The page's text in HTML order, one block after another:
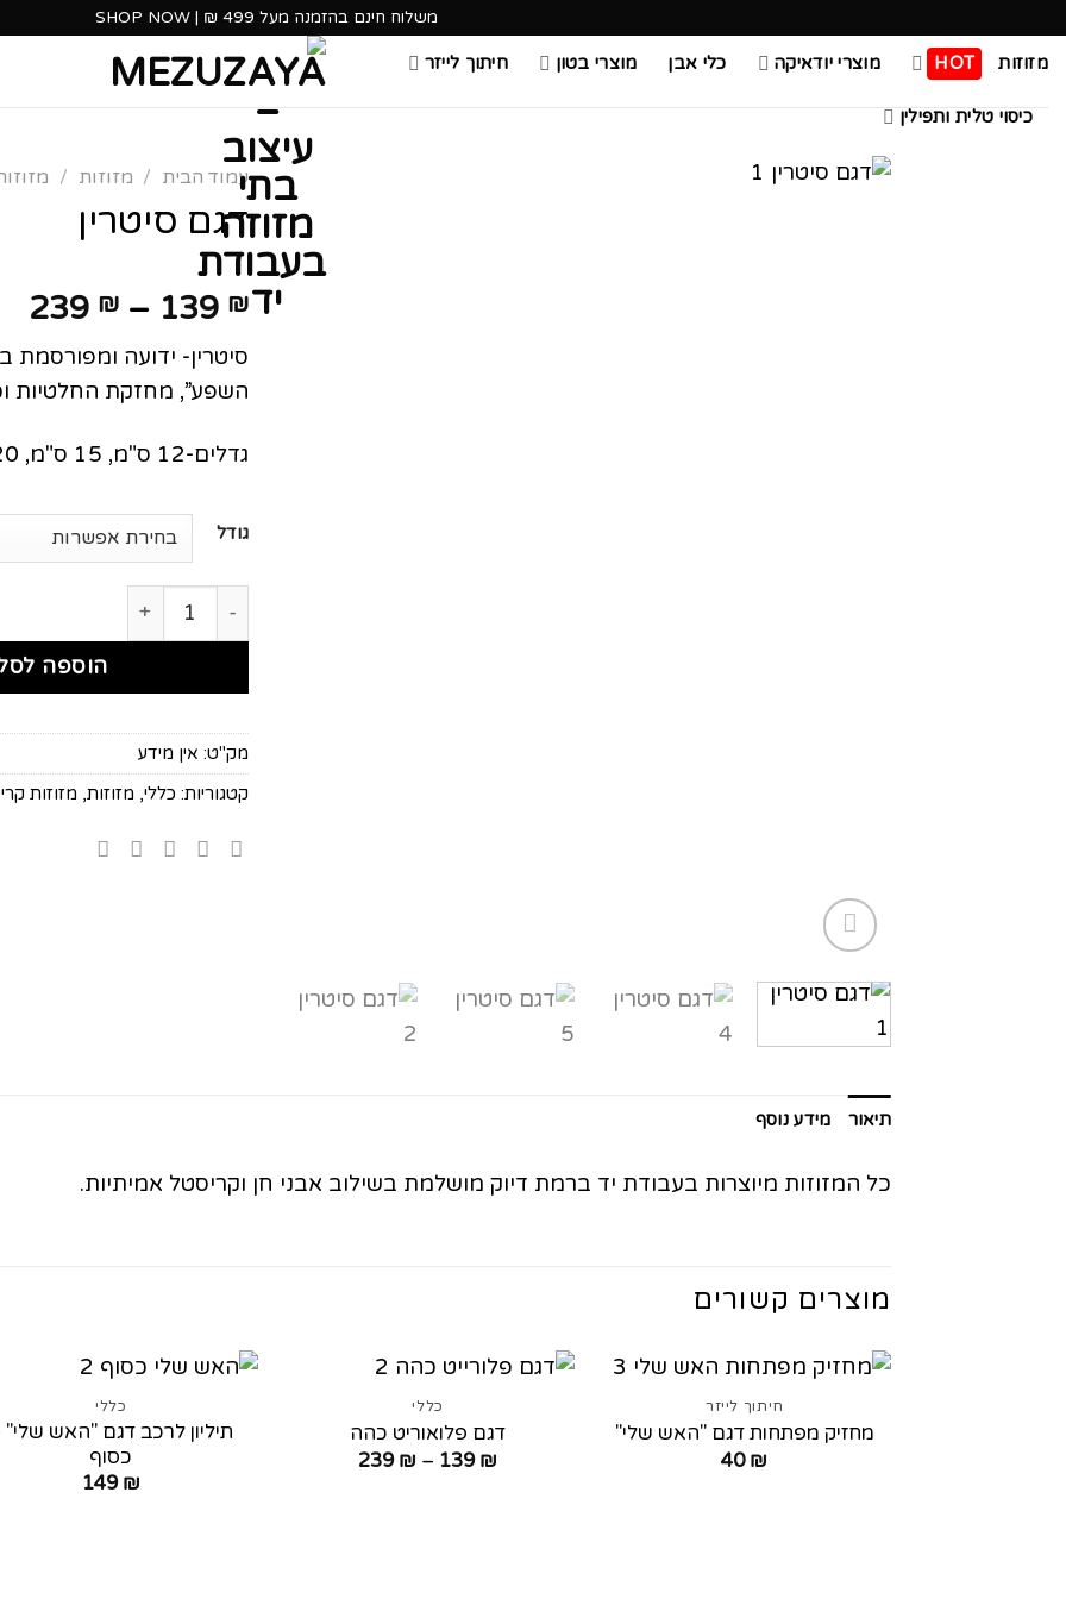
משלוח חינם בהזמנה מעל 499 ₪ | SHOP NOW
מזוזות HOT מוצרי יודאיקה כלי אבן מוצרי בטון חיתוך לייזר
כיסוי טלית ותפילין
עמוד הבית / מזוזות /
דגם סיטרין
139 ₪
–
239 ₪
סיטרין- ידועה ומפורסמת
השפע”, מחזקת החלטיות
גדלים-12 ס"מ, 15 ס"מ, 20 ס"מ
גודל
כמות של דגם סיטרין
הוספה
מק"ט: אין מידע
קטגוריות: כללי, מזוזות, מזוזות
תיאור מידע נוסף
כל המזוזות מיוצרות בעבודת יד ברמת דיוק מושלמת בשילוב אבני חן וקריסטל אמיתיות.
מוצרים קשורים
חיתוך לייזר
מחזיק מפתחות דגם "האש שלי"
40 ₪
כללי
דגם פלואוריט כהה
139 ₪
–
239 ₪
טווח
כללי
תיליון לרכב דגם "האש
כסוף
149 ₪